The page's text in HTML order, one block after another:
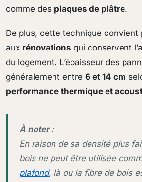
comme des plaques de plâtre.
De plus, cette technique convient
aux rénovations qui conservent
du logement. L’épaisseur des
généralement entre 6 et 14 cm
performance thermique et
À noter :
En raison de sa densité plus
bois ne peut être utilisée
plafond, là où la fibre de bois